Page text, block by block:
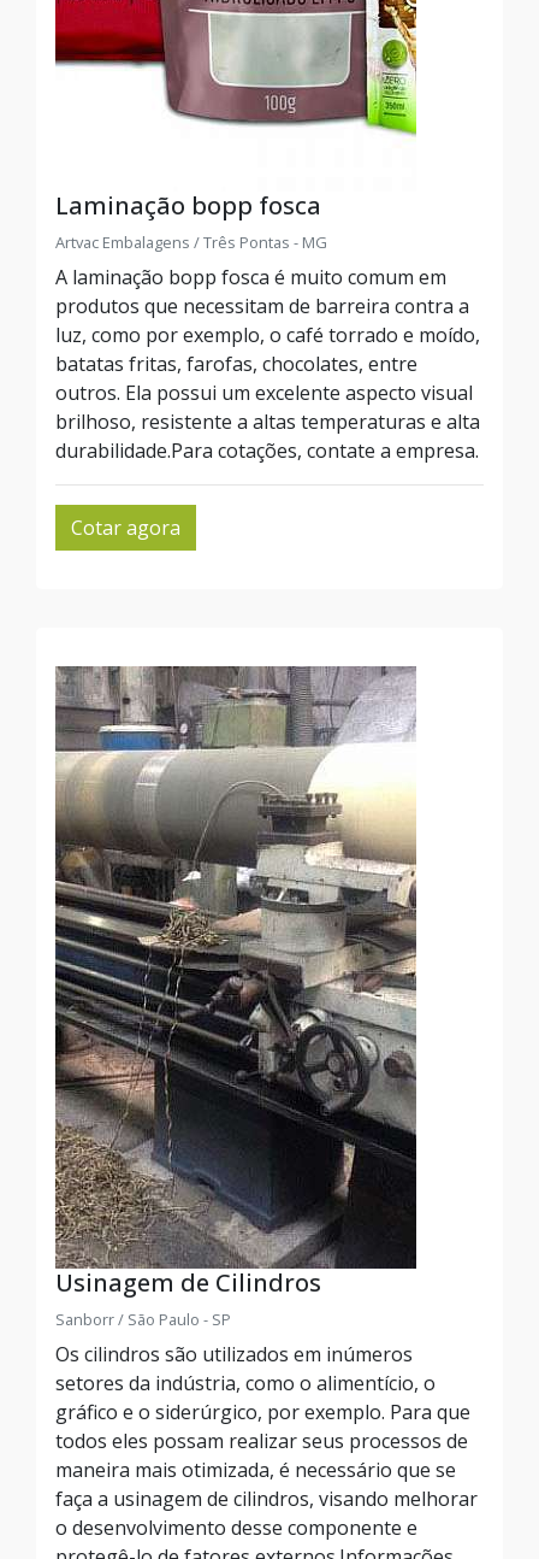
Laminação bopp fosca
Artvac Embalagens / Três Pontas - MG
A laminação bopp fosca é muito comum em
produtos que necessitam de barreira contra a
luz, como por exemplo, o café torrado e moído,
batatas fritas, farofas, chocolates, entre
outros. Ela possui um excelente aspecto visual
brilhoso, resistente a altas temperaturas e alta
durabilidade.Para cotações, contate a empresa.
Cotar agora
Usinagem de Cilindros
Sanborr / São Paulo - SP
Os cilindros são utilizados em inúmeros
setores da indústria, como o alimentício, o
gráfico e o siderúrgico, por exemplo. Para que
todos eles possam realizar seus processos de
maneira mais otimizada, é necessário que se
faça a usinagem de cilindros, visando melhorar
o desenvolvimento desse componente e